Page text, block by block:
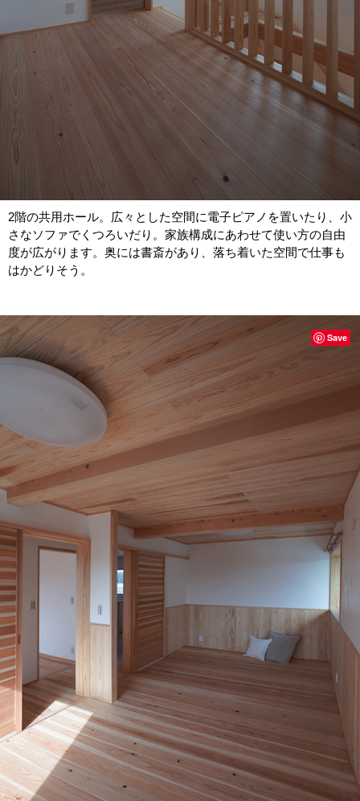
2階の共用ホール。広々とした空間に電子ピアノを置いたり、小
さなソファでくつろいだり。家族構成にあわせて使い方の自由
度が広がります。奥には書斎があり、落ち着いた空間で仕事も
はかどりそう。
Save